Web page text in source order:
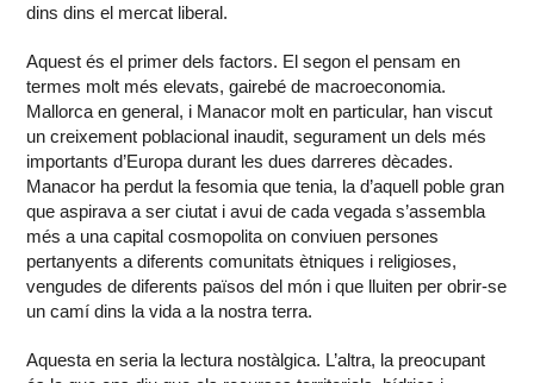
dins dins el mercat liberal.
Aquest és el primer dels factors. El segon el pensam en
termes molt més elevats, gairebé de macroeconomia.
Mallorca en general, i Manacor molt en particular, han viscut
un creixement poblacional inaudit, segurament un dels més
importants d’Europa durant les dues darreres dècades.
Manacor ha perdut la fesomia que tenia, la d’aquell poble gran
que aspirava a ser ciutat i avui de cada vegada s’assembla
més a una capital cosmopolita on conviuen persones
pertanyents a diferents comunitats ètniques i religioses,
vengudes de diferents països del món i que lluiten per obrir-se
un camí dins la vida a la nostra terra.
Aquesta en seria la lectura nostàlgica. L’altra, la preocupant